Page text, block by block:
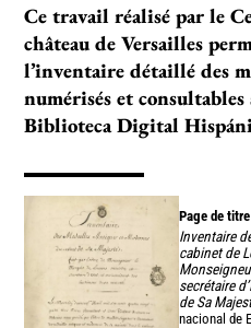
Ce tra­­vail réa­­lisé par le
châ­­teau de Versailles
l’inventaire détaillé des
numé­­risés et
Biblioteca Digital
Page de titre
Inventaire
cabinet de
secrétaire
de Sa
nacional de